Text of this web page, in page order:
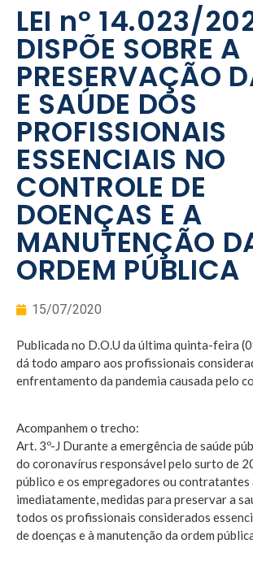
LEI nº 14.023/
DISPÕE SOBRE A
PRESERVAÇÃO
E SAÚDE DOS
PROFISSIONAIS
ESSENCIAIS NO
CONTROLE DE
DOENÇAS E A
MANUTENÇÃO
ORDEM PÚBLICA
15/07/2020
Publicada no D.O.U da última quinta-feira
dá todo amparo aos profissionais
enfrentamento da pandemia causada pelo
Acompanhem o trecho:
Art. 3º-J Durante a emergência de saúde
do coronavírus responsável pelo surto de
público e os empregadores ou
imediatamente, medidas para preservar a
todos os profissionais considerados
de doenças e à manutenção da ordem